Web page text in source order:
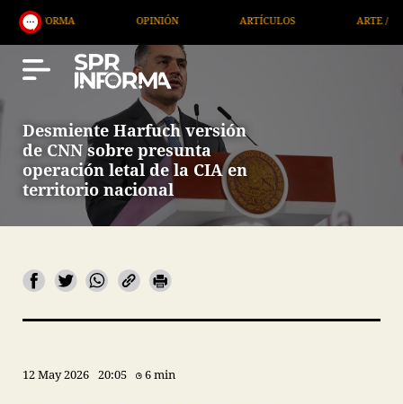
ARTÍCULOS ARTE /
Desmiente Harfuch versión
de CNN sobre presunta
operación letal de la CIA en
territorio nacional
12 May 2026 20:05 6 min